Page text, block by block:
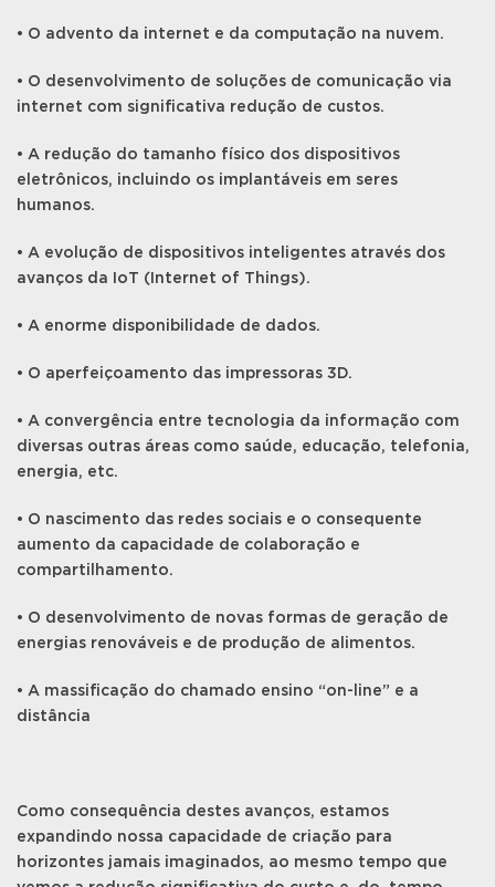
• O advento da internet e da computação na nuvem.
• O desenvolvimento de soluções de comunicação via
internet com significativa redução de custos.
• A redução do tamanho físico dos dispositivos
eletrônicos, incluindo os implantáveis em seres
humanos.
• A evolução de dispositivos inteligentes através dos
avanços da IoT (Internet of Things).
• A enorme disponibilidade de dados.
• O aperfeiçoamento das impressoras 3D.
• A convergência entre tecnologia da informação com
diversas outras áreas como saúde, educação, telefonia,
energia, etc.
• O nascimento das redes sociais e o consequente
aumento da capacidade de colaboração e
compartilhamento.
• O desenvolvimento de novas formas de geração de
energias renováveis e de produção de alimentos.
• A massificação do chamado ensino “on-line” e a
distância
Como consequência destes avanços, estamos
expandindo nossa capacidade de criação para
horizontes jamais imaginados, ao mesmo tempo que